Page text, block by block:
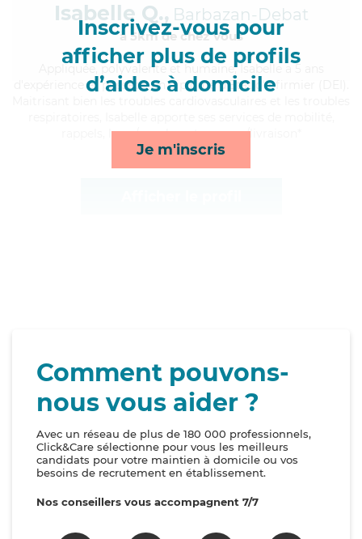
Inscrivez-vous pour
afficher plus de profils
d’aides à domicile
Je m'inscris
Isabelle Q., Barbazan-Debat
à 5km de chez Vous
, polyvalente et humaine, Isabelle a 5 ans
d'expérience et possède un diplôme d'Etat d'infirmier (DEI).
rappels, lever/coucher et courses/livraison*
Comment pouvons-
nous vous aider ?
Avec un réseau de plus de 180 000 professionnels,
Click&Care sélectionne pour vous les meilleurs
candidats pour votre maintien à domicile ou vos
besoins de recrutement en établissement.
Nos conseillers vous accompagnent 7/7